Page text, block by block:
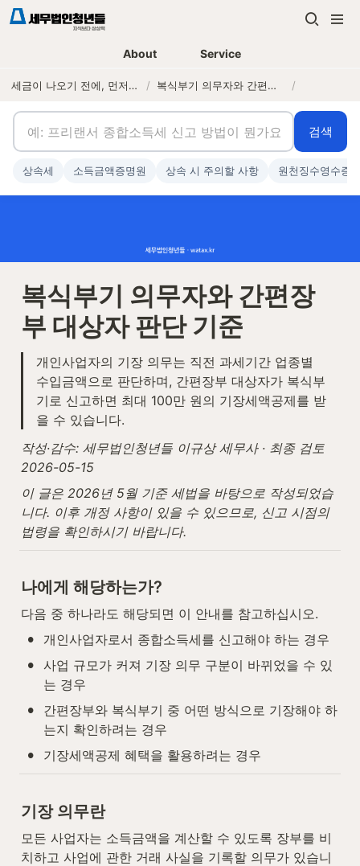
About Service
세금이 나오기 전에, 먼저 연락하는 세무법인 / 복식부기 의무자와 간편장부 대상자 판단 기준 /
복식부기 의무자와 간편장
부 대상자 판단 기준
개인사업자의 기장 의무는 직전 과세기간 업종별
수입금액으로 판단하며, 간편장부 대상자가 복식부
기로 신고하면 최대 100만 원의 기장세액공제를 받
을 수 있습니다.
작성·감수: 세무법인청년들 이규상 세무사 · 최종 검토
2026-05-15
이 글은 2026년 5월 기준 세법을 바탕으로 작성되었습
니다. 이후 개정 사항이 있을 수 있으므로, 신고 시점의
법령을 확인하시기 바랍니다.
나에게 해당하는가?
다음 중 하나라도 해당되면 이 안내를 참고하십시오.
• 개인사업자로서 종합소득세를 신고해야 하는 경우
• 사업 규모가 커져 기장 의무 구분이 바뀌었을 수 있
는 경우
•
간편장부와 복식부기 중 어떤 방식으로 기장해야 하
는지 확인하려는 경우
• 기장세액공제 혜택을 활용하려는 경우
기장 의무란
모든 사업자는 소득금액을 계산할 수 있도록 장부를 비
치하고 사업에 관한 거래 사실을 기록할 의무가 있습니
검색
상속세 소득금액증명원 상속 시 주의할 사항 원천징수영수증